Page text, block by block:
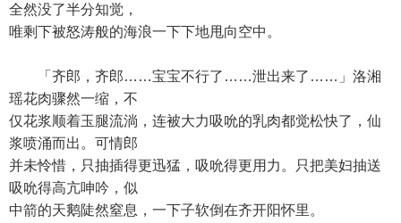
全然没了半分知觉，
唯剩下被怒涛般的海浪一下下地甩向空中。
「齐郎，齐郎……宝宝不行了……泄出来了……」洛湘
瑶花肉骤然一缩，不
仅花浆顺着玉腿流淌，连被大力吸吮的乳肉都觉松快了，仙
浆喷涌而出。可情郎
并未怜惜，只抽插得更迅猛，吸吮得更用力。只把美妇抽送
吸吮得高亢呻吟，似
中箭的天鹅陡然窒息，一下子软倒在齐开阳怀里。